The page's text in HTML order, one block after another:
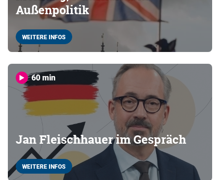
Außenpolitik
WEITERE INFOS
60 min
Jan Fleischhauer im Gespräch
WEITERE INFOS